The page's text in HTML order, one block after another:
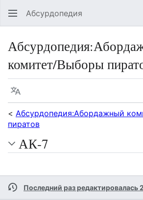
Абсурдопедия
Абсурдопедия:
комитет/Выборы
Язык
< Абсурдопедия:Абордажный
пиратов
АК-7
Последний раз редактировалась